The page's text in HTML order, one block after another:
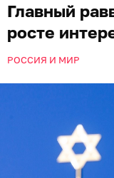
Главный
росте
РОССИЯ И МИР